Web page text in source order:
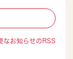
なお知らせのRSS